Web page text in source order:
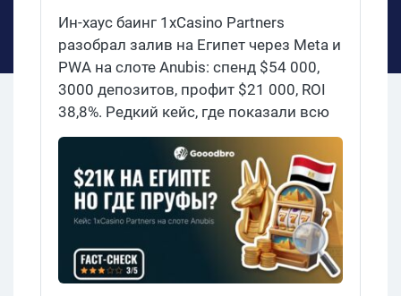
показали всю экономику, но ни
одного пруфа залива
Ин-хаус баинг 1xCasino Partners
разобрал залив на Египет через Meta и
PWA на слоте Anubis: спенд $54 000,
3000 депозитов, профит $21 000, ROI
38,8%. Редкий кейс, где показали всю
воронку денег. Считаем, почему без
пруфов залива и при
самоназначенной выплате это
витрина партнерки, а не проверяемая
прибыль.